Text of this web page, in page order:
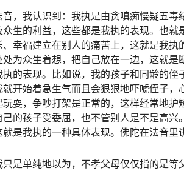
，我认识到：我执是由贪嗔痴慢疑五
生的利益，这些都是我执的表现。也
幸福建立在别人的痛苦上，这就是我
处为众生着想，把自己放在一边，这就
的表现。比如说，我的孩子和同龄的
开始着急生气而且会狠狠地吓唬侄子，
耍，争吵打架是正常的，这样经常地
己的孩子受委屈，也不管别人是不是高
是我执的一种具体表现。佛陀在法音里
是单纯地以为，不孝父母仅仅指的是